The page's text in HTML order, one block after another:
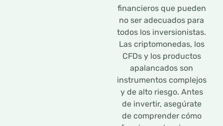
financieros que pueden
no ser adecuados para
todos los inversionistas.
Las criptomonedas, los
CFDs y los productos
apalancados son
instrumentos complejos
y de alto riesgo. Antes
de invertir, asegúrate
de comprender cómo